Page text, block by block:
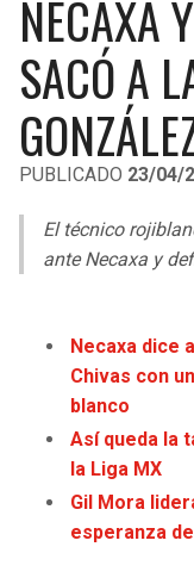
LIGA DE EXPANSIÓN
LEAGUES CUP
UEFA EUROPA LEAGUE
UEFA CONFERENCE
MLS
COPA LIBERTADORES
COPA SUDAMERICANA
OTRAS LIGAS
RAIDERS
CHARGERS
RAVENS
STEELERS
TEXANS
COLTS
CAVALIERS
PISTONS
PACERS
HORNETS
HEAT
MAGIC
NECAXA
SACÓ A
PUBLICADO 23/04/
El técnico
ante Necaxa y
Necaxa dice
Chivas con
blanco
Así queda la
la Liga MX
Gil Mora
esperanza